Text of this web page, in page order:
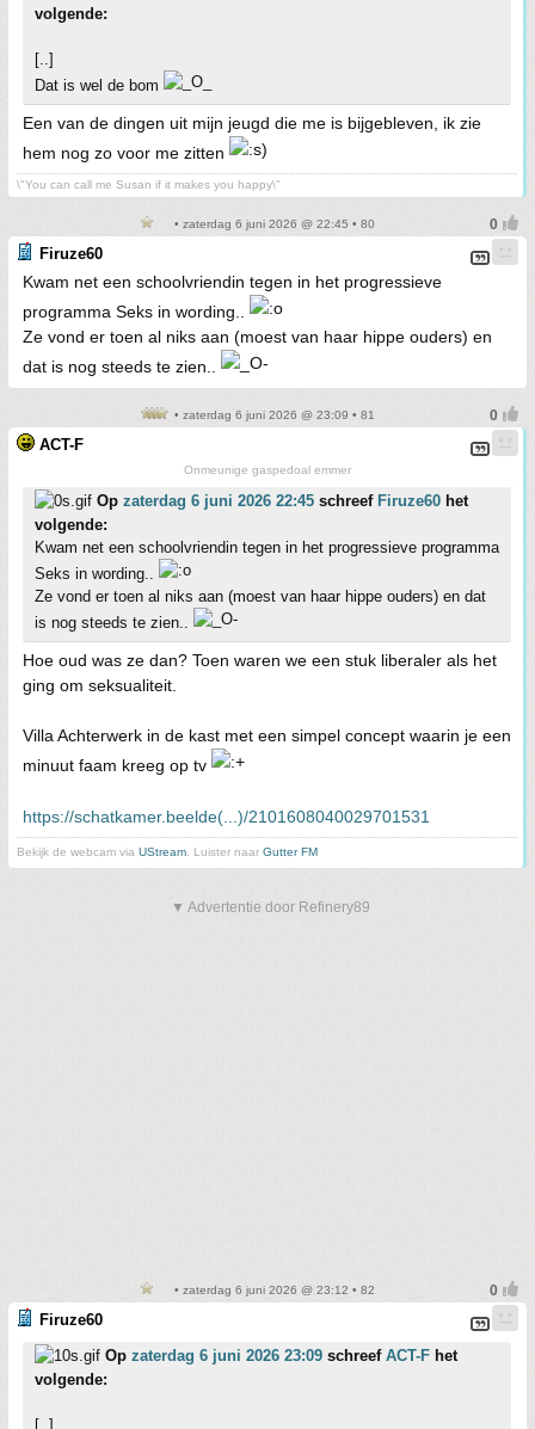
volgende:
[..]
Dat is wel de bom
Een van de dingen uit mijn jeugd die me is bijgebleven, ik zie
hem nog zo voor me zitten
\"You can call me Susan if it makes you happy\"
• zaterdag 6 juni 2026 @ 22:45 • 80
Firuze60
Kwam net een schoolvriendin tegen in het progressieve
programma Seks in wording..
Ze vond er toen al niks aan (moest van haar hippe ouders) en
dat is nog steeds te zien..
• zaterdag 6 juni 2026 @ 23:09 • 81
ACT-F
Onmeunige gaspedoal emmer
Op zaterdag 6 juni 2026 22:45 schreef Firuze60 het
volgende:
Kwam net een schoolvriendin tegen in het progressieve programma
Seks in wording..
Ze vond er toen al niks aan (moest van haar hippe ouders) en dat
is nog steeds te zien..
Hoe oud was ze dan? Toen waren we een stuk liberaler als het
ging om seksualiteit.
Villa Achterwerk in de kast met een simpel concept waarin je een
minuut faam kreeg op tv
https://schatkamer.beelde(...)/2101608040029701531
Bekijk de webcam via UStream . Luister naar Gutter FM
▼ Advertentie door Refinery89
• zaterdag 6 juni 2026 @ 23:12 • 82
Firuze60
Op zaterdag 6 juni 2026 23:09 schreef ACT-F het
volgende:
[..]